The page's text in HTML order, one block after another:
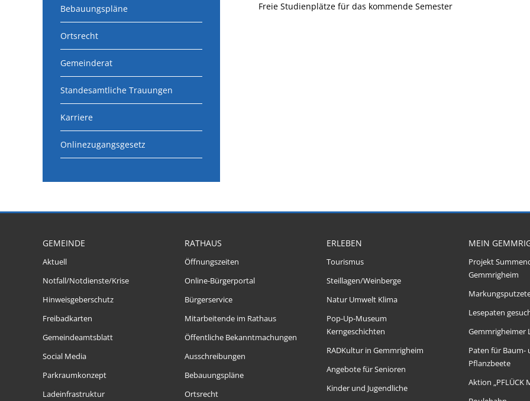
Bebauungspläne
Ortsrecht
Gemeinderat
Standesamtliche Trauungen
Karriere
Onlinezugangsgesetz
Freie Studienplätze für das kommende Semester
GEMEINDE
Aktuell
Notfall/Notdienste/Krise
Hinweisgeberschutz
Freibadkarten
Gemeindeamtsblatt
Social Media
Parkraumkonzept
Ladeinfrastruktur
RATHAUS
Öffnungszeiten
Online-Bürgerportal
Bürgerservice
Mitarbeitende im Rathaus
Öffentliche Bekanntmachungen
Ausschreibungen
Bebauungspläne
Ortsrecht
ERLEBEN
Tourismus
Steillagen/Weinberge
Natur Umwelt Klima
Pop-Up-Museum
Kerngeschichten
RADKultur in Gemmrigheim
Angebote für Senioren
Kinder und Jugendliche
MEIN
Projekt
Gemmrigheim
Lesepaten
Gemmrigheimer
Paten für Baum-
Pflanzbeete
Aktion „PFLÜCK